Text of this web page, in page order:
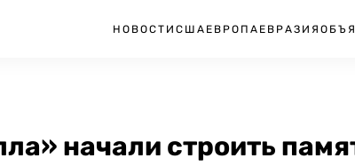
НОВОСТИ США ЕВРОПА ЕВРАЗИЯ
начали строить